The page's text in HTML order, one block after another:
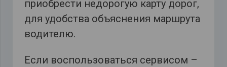
приобрести недорогую карту дорог,
для удобства объяснения маршрута
водителю.
Если воспользоваться сервисом –